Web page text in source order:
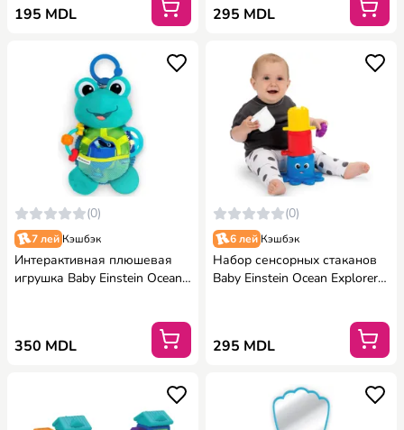
195 MDL 295 MDL
(0)
7 лей Кэшбэк
Интерактивная плюшевая
игрушка Baby Einstein Ocean
350 MDL
(0)
6 лей Кэшбэк
Набор сенсорных стаканов
Baby Einstein Ocean Explorers
295 MDL